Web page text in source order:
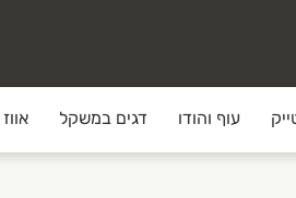
עוף והודו דגים במשקל